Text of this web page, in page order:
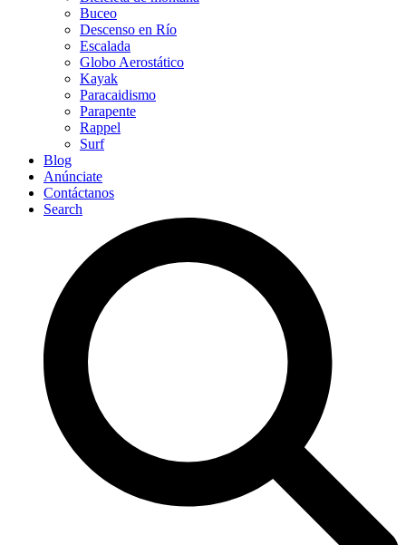
Buceo
Descenso en Río
Escalada
Globo Aerostático
Kayak
Paracaidismo
Parapente
Rappel
Surf
Blog
Anúnciate
Contáctanos
Search